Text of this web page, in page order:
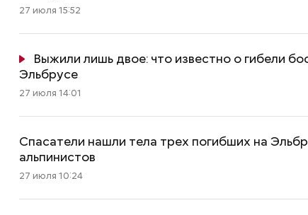
27 июля 15:52
Выжили лишь двое: что известно о гибели
Эльбрусе
27 июля 14:01
Спасатели нашли тела трех погибших на
альпинистов
27 июля 10:24